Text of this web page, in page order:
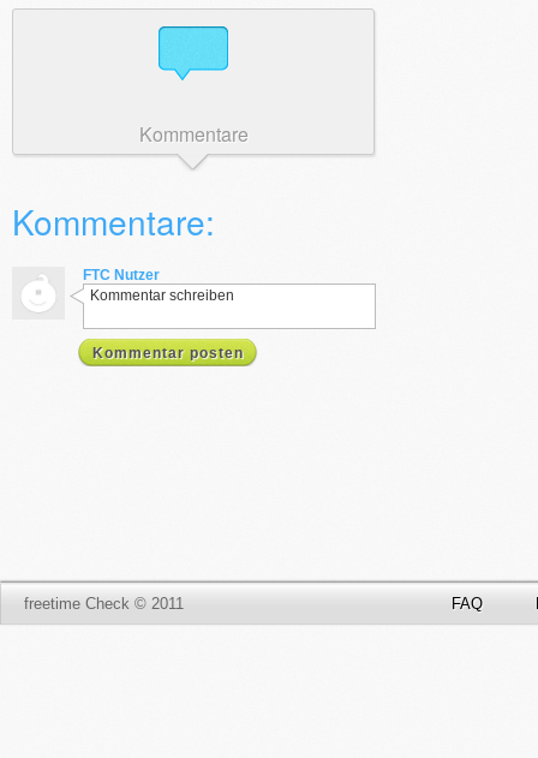
Kommentare
Kommentare:
FTC Nutzer
Kommentar schreiben
Kommentar posten
freetime Check © 2011 FAQ